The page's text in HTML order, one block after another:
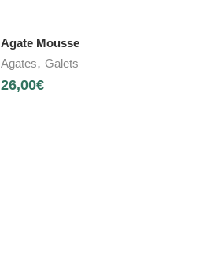
Agate Mousse
Agates,Galets
26,00€